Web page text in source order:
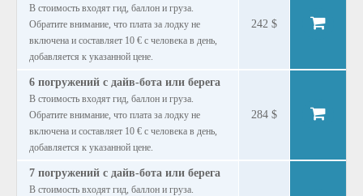
В стоимость входят гид, баллон и груза.
Обратите внимание, что плата за лодку не
включена и составляет 10 € с человека в день,
добавляется к указанной цене.
242 $
6 погружений с дайв-бота или берега
В стоимость входят гид, баллон и груза.
Обратите внимание, что плата за лодку не
включена и составляет 10 € с человека в день,
добавляется к указанной цене.
284 $
7 погружений с дайв-бота или берега
В стоимость входят гид, баллон и груза.